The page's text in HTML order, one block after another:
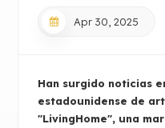
Apr 30, 2025
Han surgido noticias
estadounidense de
"LivingHome", una